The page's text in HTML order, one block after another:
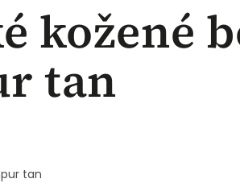
kožené
tan
tan